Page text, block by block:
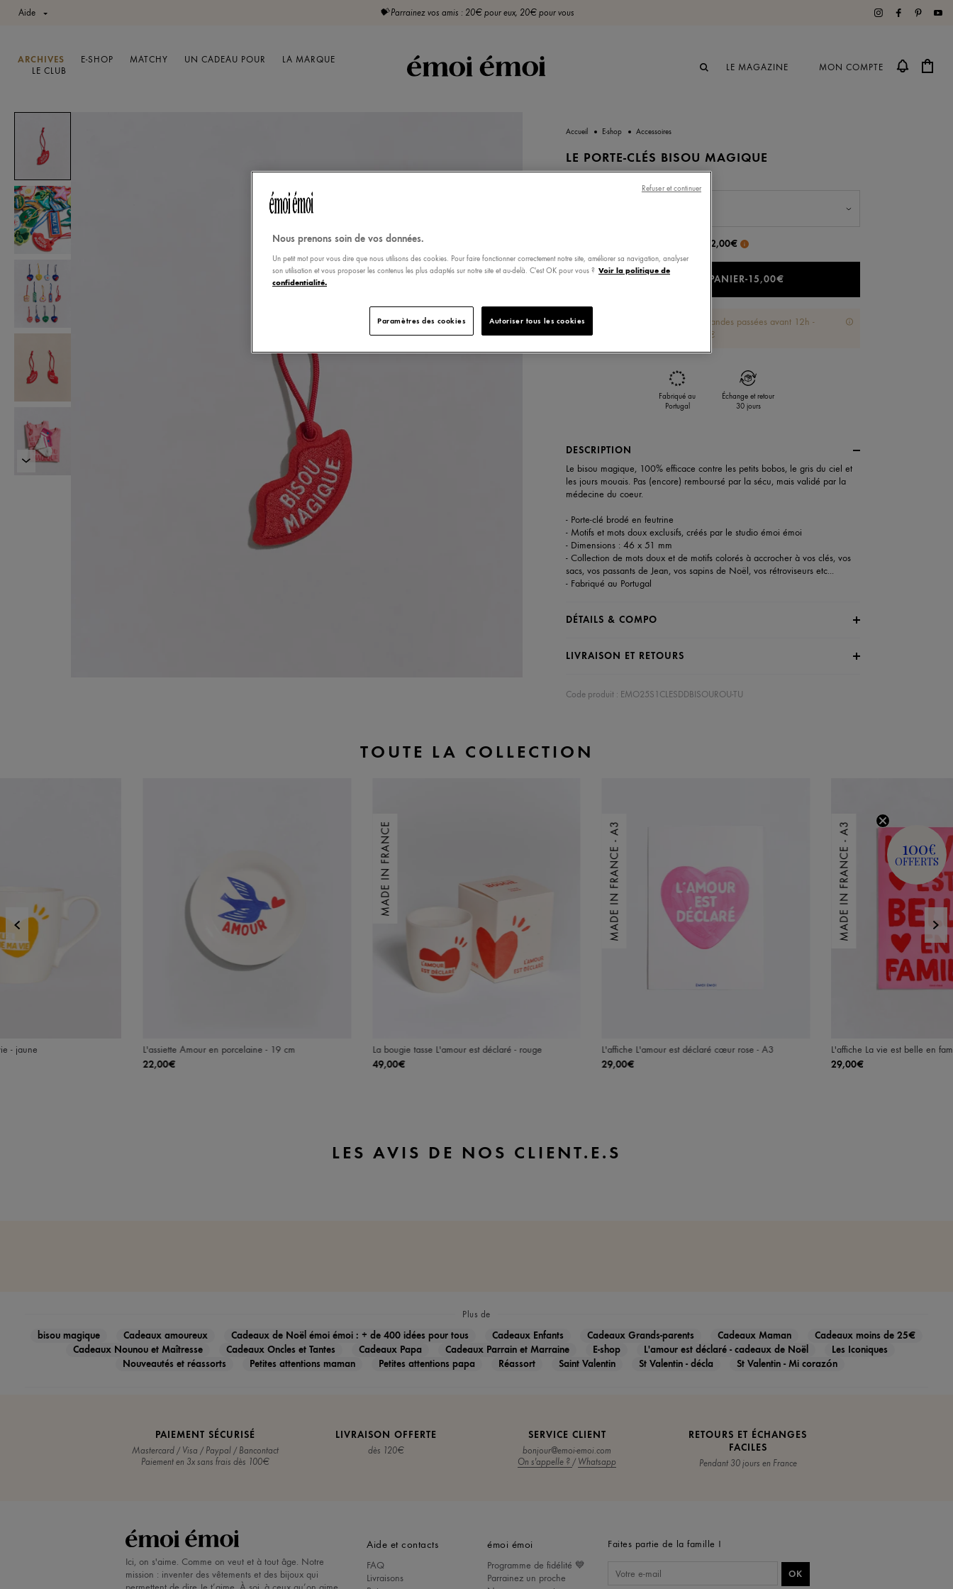
Aide 💝 Parrainez vos amis : 20€ pour eux, 20€ pour vous
ARCHIVES E-SHOP MATCHY UN CADEAU POUR
LA MARQUE
LE CLUB
LE MAGAZINE MON COMPTE
Accueil E-shop Accessoires
LE PORTE-CLÉS BISOU MAGIQUE
+ 2,00€ i
AJOUTER AU PANIER-15,00€
Expédition le jour même des commandes passées avant 12h -
Paiement en 3x sans frais dès 100€
Fabriqué au
Portugal
Échange et retour
30 jours
DESCRIPTION
Le bisou magique, 100% efficace contre les petits bobos, le gris du ciel et
les jours mouais. Pas (encore) remboursé par la sécu, mais validé par la
médecine du coeur.
- Porte-clé brodé en feutrine
- Motifs et mots doux exclusifs, créés par le studio émoi émoi
- Dimensions : 46 x 51 mm
- Collection de mots doux et de motifs colorés à accrocher à vos clés, vos
sacs, vos passants de Jean, vos sapins de Noël, vos rétroviseurs etc...
- Fabriqué au Portugal
DÉTAILS & COMPO
LIVRAISON ET RETOURS
Code produit : EMO25S1CLESDDBISOUROU-TU
TOUTE LA COLLECTION
- jaune
L'assiette Amour en porcelaine - 19 cm
22,00€
La bougie tasse L'amour est déclaré - rouge
49,00€
MADE IN FRANCE
L'affiche L'amour est déclaré cœur rose - A3
29,00€
MADE IN FRANCE - A3
L'affiche La vie est belle en
29,00€
MADE IN FRANCE - A3
LES AVIS DE NOS CLIENT.E.S
Plus de
bisou magique Cadeaux amoureux Cadeaux de Noël émoi émoi : + de 400 idées pour tous Cadeaux Enfants Cadeaux Grands-parents Cadeaux Maman
Cadeaux moins de 25€
Cadeaux Nounou et Maîtresse
Cadeaux Oncles et Tantes Cadeaux Papa Cadeaux Parrain et Marraine E-shop L'amour est déclaré - cadeaux de Noël
Les Iconiques
Nouveautés et réassorts
Petites attentions maman Petites attentions papa Réassort Saint Valentin St Valentin - décla St Valentin - Mi corazón
PAIEMENT SÉCURISÉ
Mastercard / Visa / Paypal / Bancontact
Paiement en 3x sans frais dès 100€
LIVRAISON OFFERTE
dès 120€
SERVICE CLIENT
bonjour@emoi-emoi.com
On s'appelle ? / Whatsapp
RETOURS ET ÉCHANGES
FACILES
Pendant 30 jours en France
Ici, on s'aime. Comme on veut et à tout âge. Notre
mission : inventer des vêtements et des bijoux qui
Aide et contacts
FAQ
Livraisons
émoi émoi
Programme de fidélité 💙
Parrainez un proche
Faites partie de la famille !
OK
Nous prenons soin de vos données.
Un petit mot pour vous dire que nous utilisons des cookies. Pour faire fonctionner correctement notre site, améliorer sa navigation, analyser
son utilisation et vous proposer les contenus les plus adaptés sur notre site et au-delà. C'est OK pour vous ? Voir la politique de
confidentialité.
Autoriser tous les cookies
Paramètres des cookies
Refuser et continuer
100€
OFFERTS